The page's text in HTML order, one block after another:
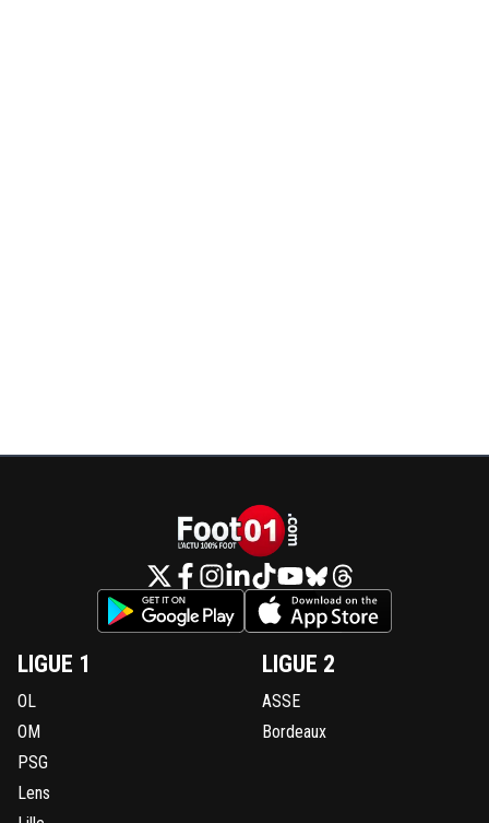
LIGUE 1
OL
OM
PSG
Lens
LIGUE 2
ASSE
Bordeaux